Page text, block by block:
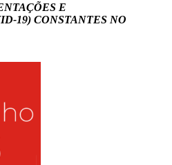
E
19) CONSTANTES NO